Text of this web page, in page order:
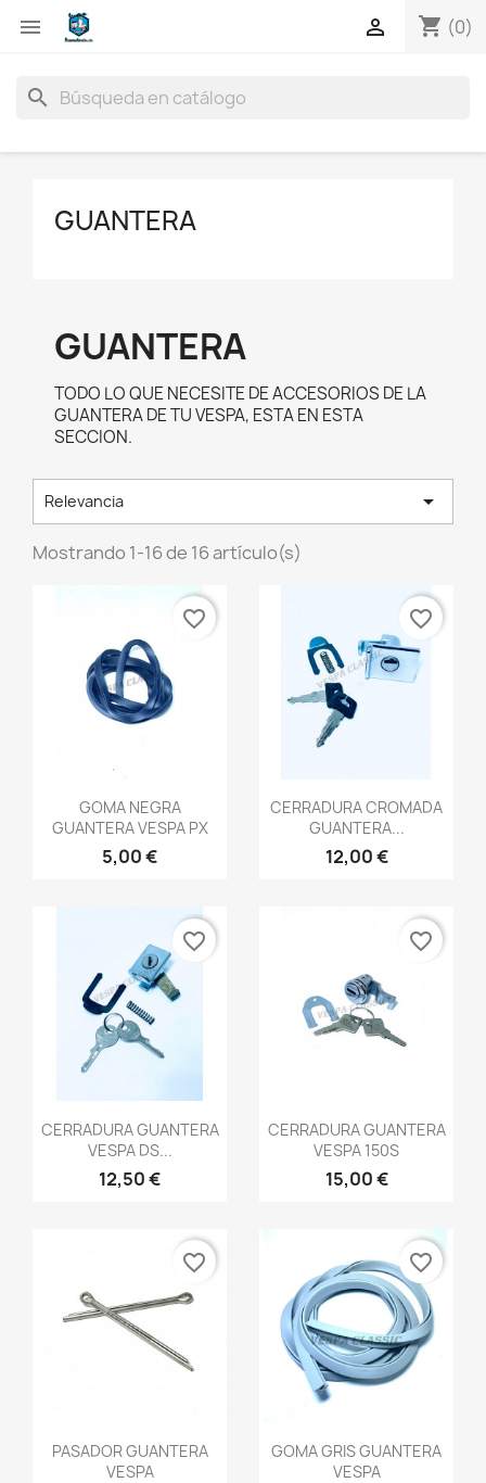
 shopping_cart (0)

search
GUANTERA
GUANTERA
TODO LO QUE NECESITE DE ACCESORIOS DE LA
GUANTERA DE TU VESPA, ESTA EN ESTA
SECCION.
Relevancia 
Mostrando 1-16 de 16 artículo(s)
Vista rápida
GOMA NEGRA
GUANTERA VESPA PX
5,00 €
favorite_border
Vista rápida
CERRADURA CROMADA
GUANTERA...
12,00 €
favorite_border
Vista rápida
CERRADURA GUANTERA
VESPA DS...
12,50 €
favorite_border
Vista rápida
CERRADURA GUANTERA
VESPA 150S
15,00 €
favorite_border
Vista rápida
PASADOR GUANTERA
VESPA
favorite_border
Vista rápida
GOMA GRIS GUANTERA
VESPA
favorite_border